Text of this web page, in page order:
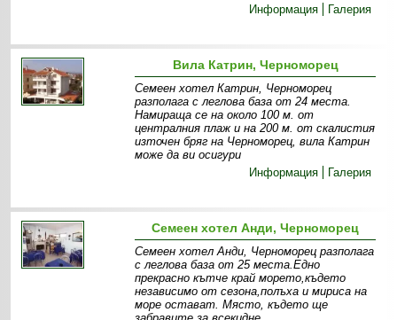
Информация
Галерия
Вила Катрин, Черноморец
Семеен хотел Катрин, Черноморец
разполага с леглова база от 24 места.
Намираща се на около 100 м. от
централния плаж и на 200 м. от скалистия
източен бряг на Черноморец, вила Катрин
може да ви осигури
Информация
Галерия
Семеен хотел Анди, Черноморец
Семеен хотел Анди, Черноморец разполага
с леглова база от 25 места.Едно
прекрасно кътче край морето,където
независимо от сезона,полъха и мириса на
море остават. Място, където ще